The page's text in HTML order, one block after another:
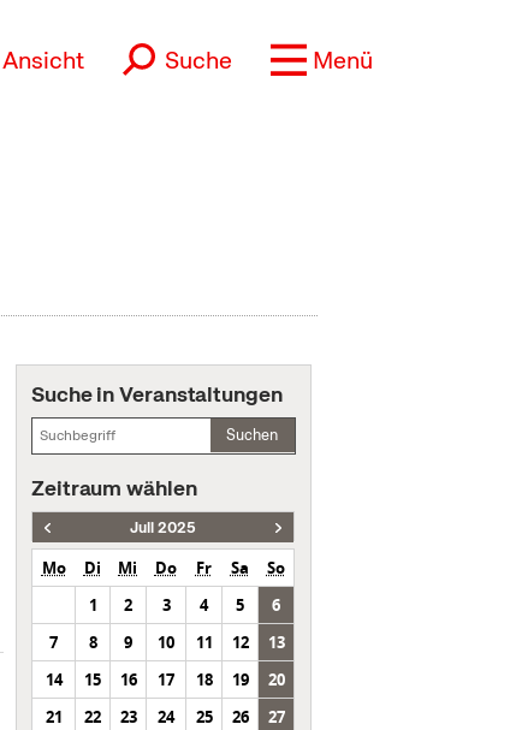
Ansicht Suche Menü
Suche in Veranstaltungen
Suchen
Zeitraum wählen
Juli 2025
Mo Di Mi Do Fr Sa
So
1
2 3 4 5
6
7
8 9 10 11 12
13
14
15 16 17 18 19
20
21
22 23 24 25 26
27